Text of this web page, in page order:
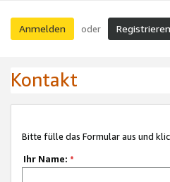
Anmelden oder Registrieren
Kontakt
Bitte fülle das Formular aus und
Ihr Name: *